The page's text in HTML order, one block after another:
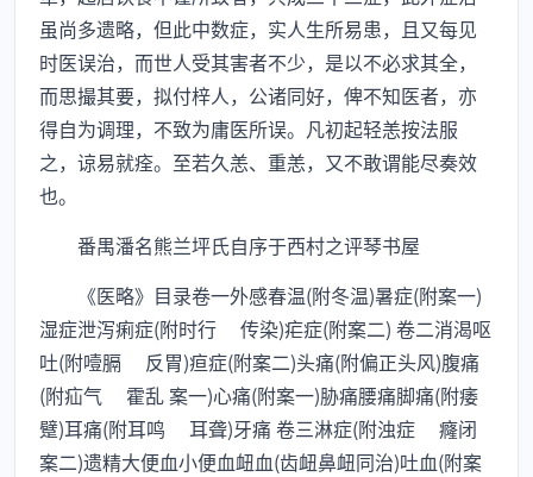
虽尚多遗略，但此中数症，实人生所易患，且又每见
时医误治，而世人受其害者不少，是以不必求其全，
而思撮其要，拟付梓人，公诸同好，俾不知医者，亦
得自为调理，不致为庸医所误。凡初起轻恙按法服
之，谅易就痊。至若久恙、重恙，又不敢谓能尽奏效
也。
番禺潘名熊兰坪氏自序于西村之评琴书屋
《医略》目录卷一外感春温(附冬温)暑症(附案一)
湿症泄泻痢症(附时行 传染)疟症(附案二) 卷二消渴呕
吐(附噎膈 反胃)疸症(附案二)头痛(附偏正头风)腹痛
(附疝气 霍乱 案一)心痛(附案一)胁痛腰痛脚痛(附痿
躄)耳痛(附耳鸣 耳聋)牙痛 卷三淋症(附浊症 癃闭
案二)遗精大便血小便血衄血(齿衄鼻衄同治)吐血(附案